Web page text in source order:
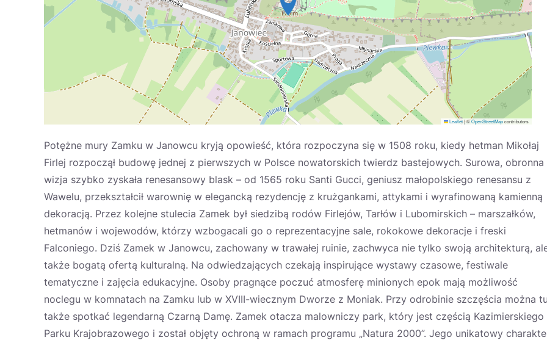
Leaflet|©OpenStreetMapcontributors
Potężne mury Zamku w Janowcu kryją opowieść, która rozpoczyna się w 1508 roku, kiedy hetman Mikołaj
Firlej rozpoczął budowę jednej z pierwszych w Polsce nowatorskich twierdz bastejowych. Surowa, obronna
wizja szybko zyskała renesansowy blask – od 1565 roku Santi Gucci, geniusz małopolskiego renesansu z
Wawelu, przekształcił warownię w elegancką rezydencję z krużgankami, attykami i wyrafinowaną kamienną
dekoracją. Przez kolejne stulecia Zamek był siedzibą rodów Firlejów, Tarłów i Lubomirskich – marszałków,
hetmanów i wojewodów, którzy wzbogacali go o reprezentacyjne sale, rokokowe dekoracje i freski
Falconiego. Dziś Zamek w Janowcu, zachowany w trawałej ruinie, zachwyca nie tylko swoją architekturą,
także bogatą ofertą kulturalną. Na odwiedzających czekają inspirujące wystawy czasowe, festiwale
tematyczne i zajęcia edukacyjne. Osoby pragnące poczuć atmosferę minionych epok mają możliwość
noclegu w komnatach na Zamku lub w XVIII-wiecznym Dworze z Moniak. Przy odrobinie szczęścia można
także spotkać legendarną Czarną Damę. Zamek otacza malowniczy park, który jest częścią Kazimierskiego
Parku Krajobrazowego i został objęty ochroną w ramach programu „Natura 2000”. Jego unikatowy